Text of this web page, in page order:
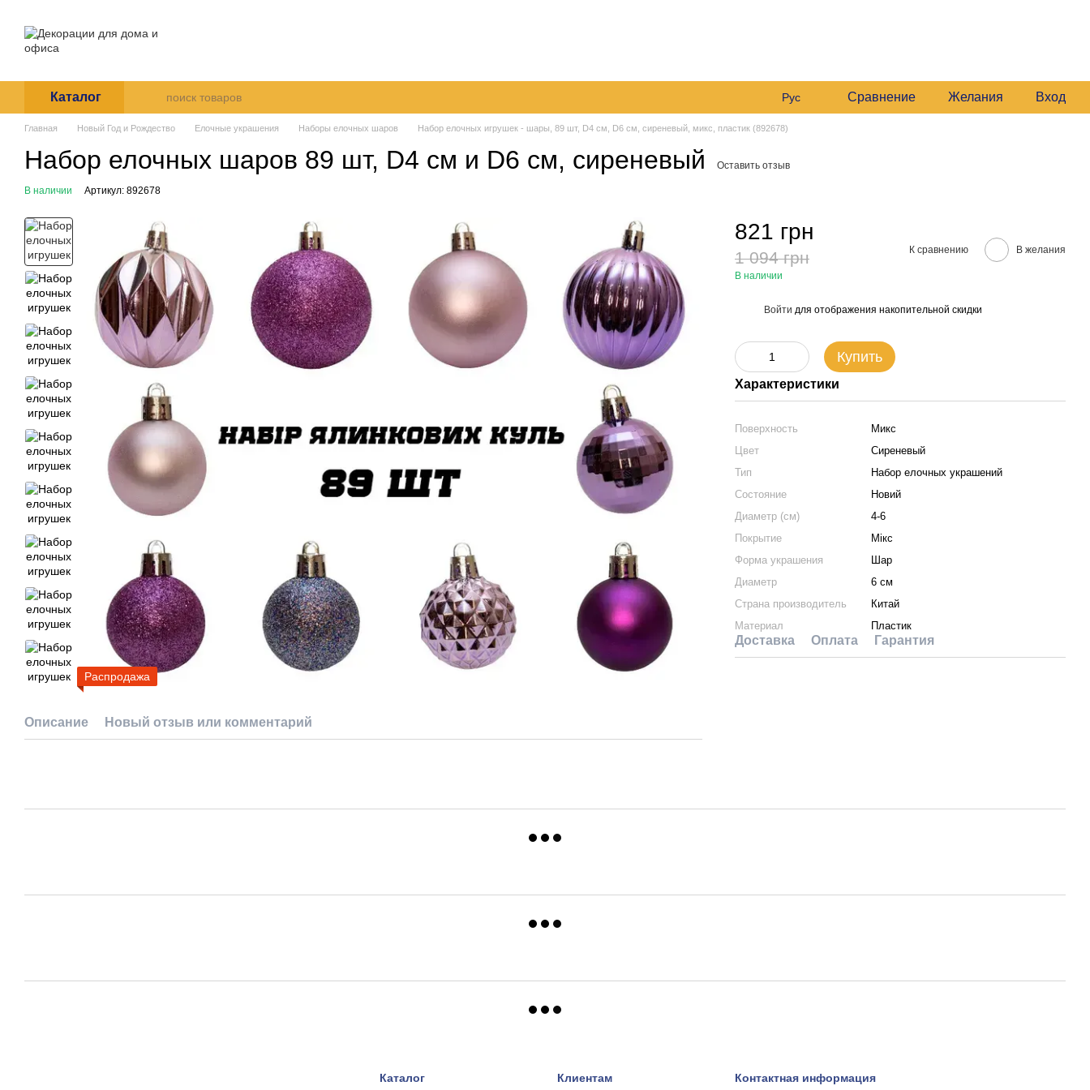
Каталог Рус Сравнение Желания Вход
Главная Новый Год и Рождество Елочные украшения Наборы елочных шаров Набор елочных игрушек - шары, 89 шт, D4 см, D6 см, сиреневый, микс, пластик (892678)
Набор елочных шаров 89 шт, D4 см и D6 см, сиреневый Оставить отзыв
В наличии Артикул: 892678
Распродажа
Описание Новый отзыв или комментарий
821 грн
1 094 грн
В наличии
К сравнению В желания
Войти для отображения накопительной скидки
Купить
Характеристики
Поверхность
Микс
Цвет
Сиреневый
Тип
Набор елочных украшений
Состояние
Новий
Диаметр (см)
4-6
Покрытие
Мікс
Форма украшения
Шар
Диаметр
6 см
Страна производитель
Китай
Материал
Пластик
Доставка Оплата Гарантия
Каталог Клиентам Контактная информация